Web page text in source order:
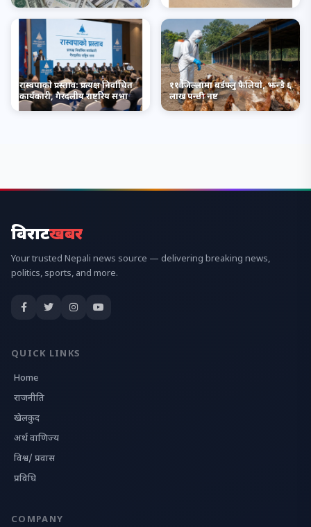
रास्वपाको प्रस्ताव: प्रत्यक्ष निर्वाचित
कार्यकारी, गैरदलीय राष्ट्रिय सभा
११ जिल्लामा बर्डफ्लु फैलियो, झन्डै ६
लाख पन्छी नष्ट
विराटखबर
Your trusted Nepali news source — delivering breaking news,
politics, sports, and more.
QUICK LINKS
Home
राजनीति
खेलकुद
अर्थ वाणिज्य
विश्व/ प्रवास
प्रविधि
COMPANY